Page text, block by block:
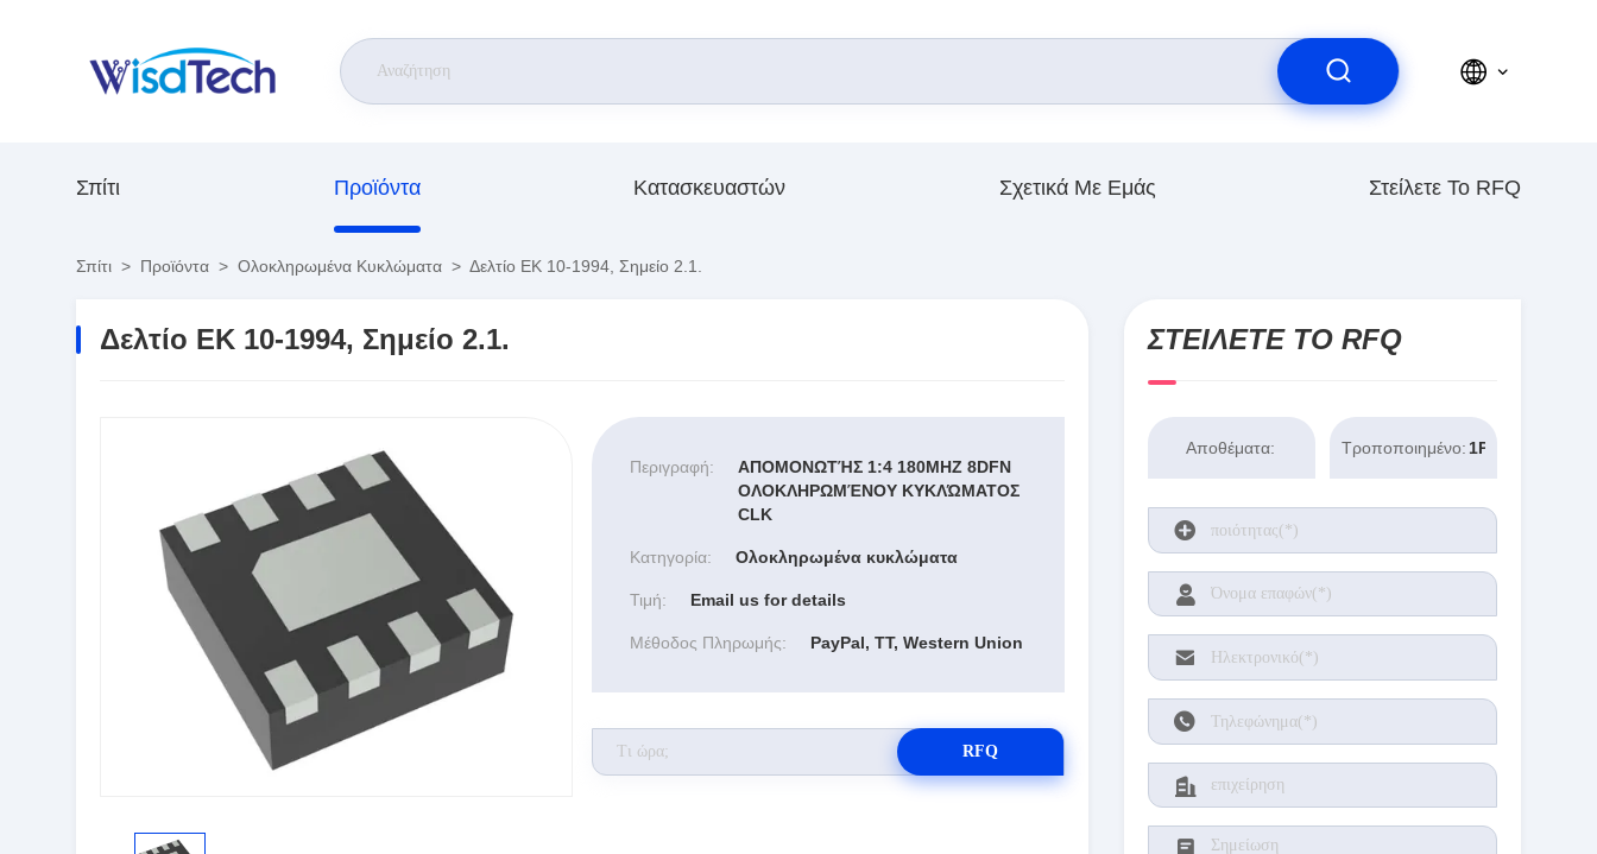
Σπίτι Προϊόντα Κατασκευαστών Σχετικά Με Εμάς Στείλετε Το RFQ
Σπίτι > Προϊόντα > Ολοκληρωμένα Κυκλώματα > Δελτίο ΕΚ 10-1994, Σημείο 2.1.
Δελτίο ΕΚ 10-1994, Σημείο 2.1.
Περιγραφή:
ΑΠΟΜΟΝΩΤΉΣ 1:4 180MHZ 8DFN
ΟΛΟΚΛΗΡΩΜΈΝΟΥ ΚΥΚΛΏΜΑΤΟΣ
CLK
Κατηγορία: Ολοκληρωμένα κυκλώματα
Τιμή: Email us for details
Μέθοδος Πληρωμής: PayPal, TT, Western Union
RFQ
ΣΤΕΊΛΕΤΕ ΤΟ RFQ
Αποθέματα: Τροποποιημένο: 1PCS